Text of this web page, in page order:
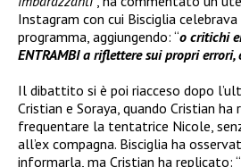
Instagram con cui Bisciglia
programma, aggiungendo: “o critichi
ENTRAMBI a riflettere sui propri
Il dibattito si è poi riacceso dopo
Cristian e Soraya, quando Cristian
frequentare la tentatrice Nicole,
all’ex compagna. Bisciglia ha
informarla, ma Cristian ha replicato: “